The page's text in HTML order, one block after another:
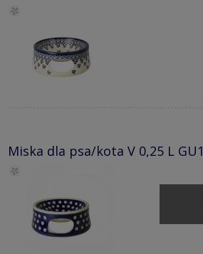
Miska dla psa/kota V 0,25 L